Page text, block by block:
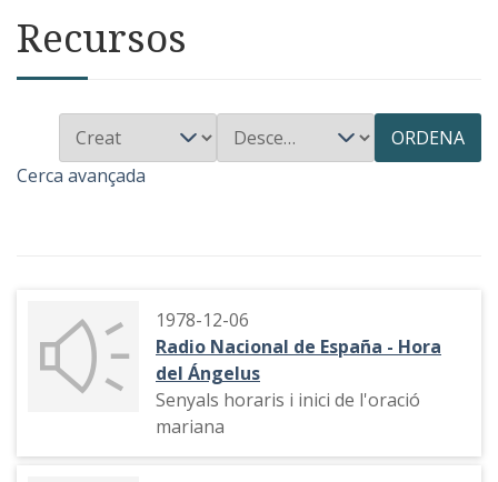
Recursos
ORDENA
Cerca avançada
1978-12-06
Radio Nacional de España - Hora
del Ángelus
Senyals horaris i inici de l'oració
mariana